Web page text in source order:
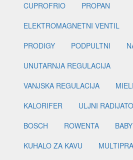
CUPROFRIO
PROPAN
ELEKTROMAGNETNI VENTIL
PRODIGY
PODPULTNI
UNUTARNJA REGULACIJA
VANJSKA REGULACIJA
KALORIFER
ULJNI
BOSCH
ROWENTA
KUHALO ZA KAVU